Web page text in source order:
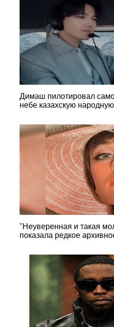
Димаш пилотировал
небе казахскую
"Неуверенная и такая
показала редкое